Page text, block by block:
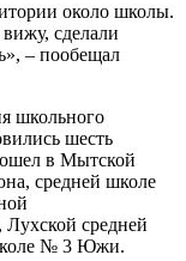
около школы.
сделали
– пообещал
школьного
шесть
в Мытской
средней школе
средней
№ 3 Южи.